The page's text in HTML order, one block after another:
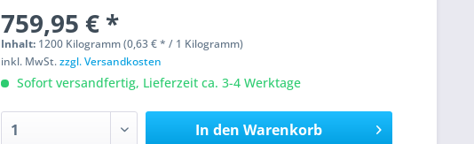
759,95 € *
Inhalt: 1200 Kilogramm (0,63 € * / 1 Kilogramm)
inkl. MwSt.zzgl. Versandkosten
Sofort versandfertig, Lieferzeit ca. 3-4 Werktage
In den Warenkorb